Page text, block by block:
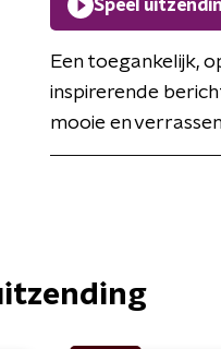
Speel
Een toegankelijk,
inspirerende
mooie en